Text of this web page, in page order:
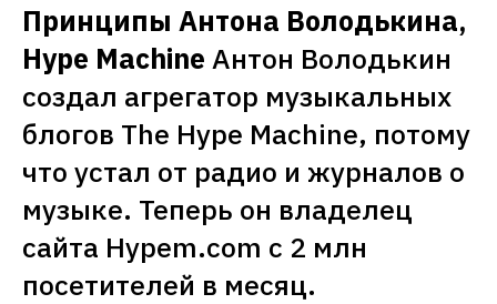
Принципы Антона Володькина,
Hype Machine Антон Володькин
создал агрегатор музыкальных
блогов The Hype Machine, потому
что устал от радио и журналов о
музыке. Теперь он владелец
сайта Hypem.com с 2 млн
посетителей в месяц.